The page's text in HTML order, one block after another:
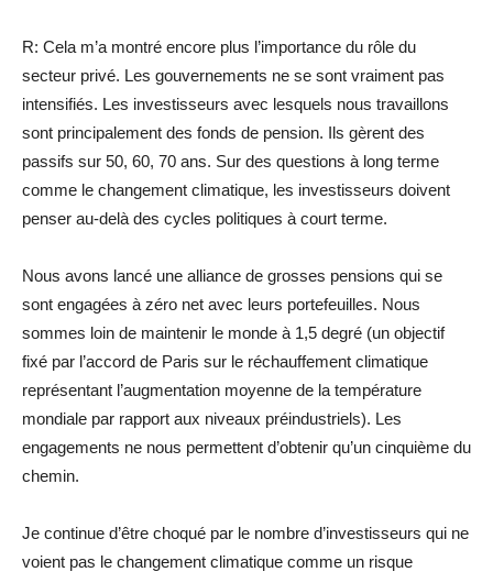
R: Cela m’a montré encore plus l’importance du rôle du
secteur privé. Les gouvernements ne se sont vraiment pas
intensifiés. Les investisseurs avec lesquels nous travaillons
sont principalement des fonds de pension. Ils gèrent des
passifs sur 50, 60, 70 ans. Sur des questions à long terme
comme le changement climatique, les investisseurs doivent
penser au-delà des cycles politiques à court terme.
Nous avons lancé une alliance de grosses pensions qui se
sont engagées à zéro net avec leurs portefeuilles. Nous
sommes loin de maintenir le monde à 1,5 degré (un objectif
fixé par l’accord de Paris sur le réchauffement climatique
représentant l’augmentation moyenne de la température
mondiale par rapport aux niveaux préindustriels). Les
engagements ne nous permettent d’obtenir qu’un cinquième du
chemin.
Je continue d’être choqué par le nombre d’investisseurs qui ne
voient pas le changement climatique comme un risque